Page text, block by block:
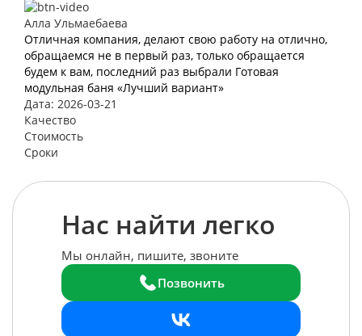
Алла Ульмаебаева
Отличная компания, делают свою работу на отлично,
обращаемся не в первый раз, только обращается
будем к вам, последний раз выбрали Готовая
модульная баня «Лучший вариант»
Дата: 2026-03-21
Качество
Стоимость
Сроки
Нас найти легко
Мы онлайн, пишите, звоните
Позвонить